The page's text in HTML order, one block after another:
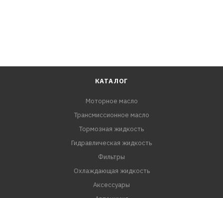
КАТАЛОГ
Моторное масло
Трансмиссионное масло
Тормозная жидкость
Гидравлическая жидкость
Фильтры
Охлаждающая жидкость
Аксессуары